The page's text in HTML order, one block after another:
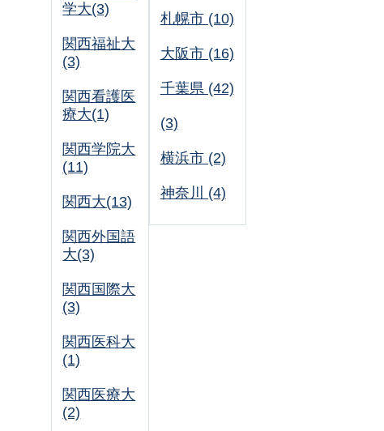
学大(3)
関西福祉大
(3)
関西看護医
療大(1)
関西学院大
(11)
関西大(13)
関西外国語
大(3)
関西国際大
(3)
関西医科大
(1)
関西医療大
(2)
札幌市 (10)
大阪市 (16)
千葉県 (42)
(3)
横浜市 (2)
神奈川 (4)